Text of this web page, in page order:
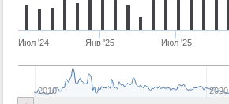
Июл '24 Янв '25 Июл '25
2010 2020